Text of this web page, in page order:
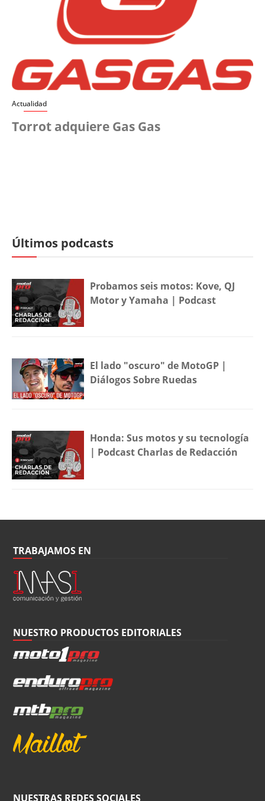
Actualidad
Torrot adquiere Gas Gas
Últimos podcasts
Probamos seis motos: Kove, QJ
Motor y Yamaha | Podcast
El lado "oscuro" de MotoGP |
Diálogos Sobre Ruedas
Honda: Sus motos y su tecnología
| Podcast Charlas de Redacción
TRABAJAMOS EN
NUESTRO PRODUCTOS EDITORIALES
NUESTRAS REDES SOCIALES